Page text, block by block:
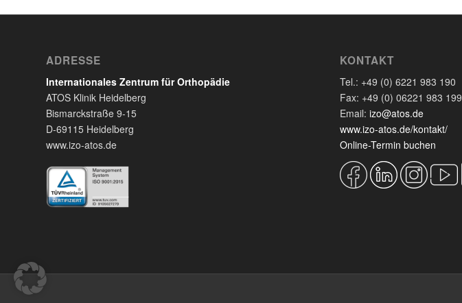
ADRESSE
Internationales Zentrum für Orthopädie
ATOS Klinik Heidelberg
Bismarckstraße 9-15
D-69115 Heidelberg
www.izo-atos.de
KONTAKT
Tel.: +49 (0) 6221 983 190
Fax: +49 (0) 06221 983 199
Email: izo@atos.de
www.izo-atos.de/kontakt/
Online-Termin buchen